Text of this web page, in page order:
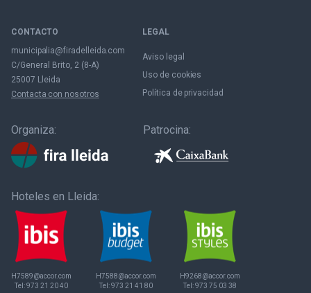
CONTACTO
municipalia@firadelleida.com
C/General Brito, 2 (8-A)
25007 Lleida
Contacta con nosotros
LEGAL
Aviso legal
Uso de cookies
Política de privacidad
Organiza: Patrocina:
Hoteles en Lleida:
H7589@accor.com
Tel:973 21 20 40
H7588@accor.com
Tel:973 21 41 80
H9268@accor.com
Tel:973 75 03 38